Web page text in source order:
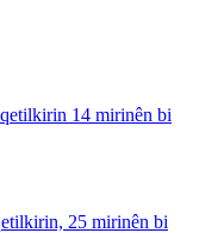
14 mirinên bi
25 mirinên bi